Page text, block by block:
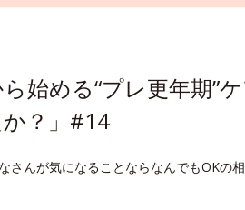
始める“プレ更年期”
？」#14
さんが気になることならなんでもOKの